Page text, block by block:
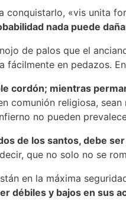
conquistarlo, «vis unita
nada puede
de palos que el
fácilmente en pedazos.
cordón; mientras
comunión religiosa,
no pueden
de los santos, debe
que no solo no se
en la máxima
débiles y bajos en sus